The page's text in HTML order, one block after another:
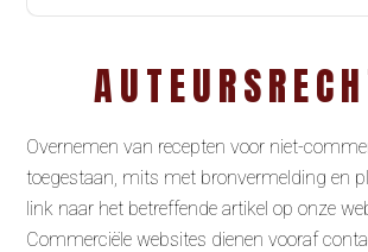
Overnemen van recepten voor niet-
toegestaan, mits met bronvermelding en
link naar het betreffende artikel op onze
Commerciële websites dienen vooraf